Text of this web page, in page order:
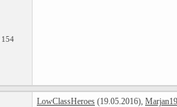
154
LowClassHeroes (19.05.2016),